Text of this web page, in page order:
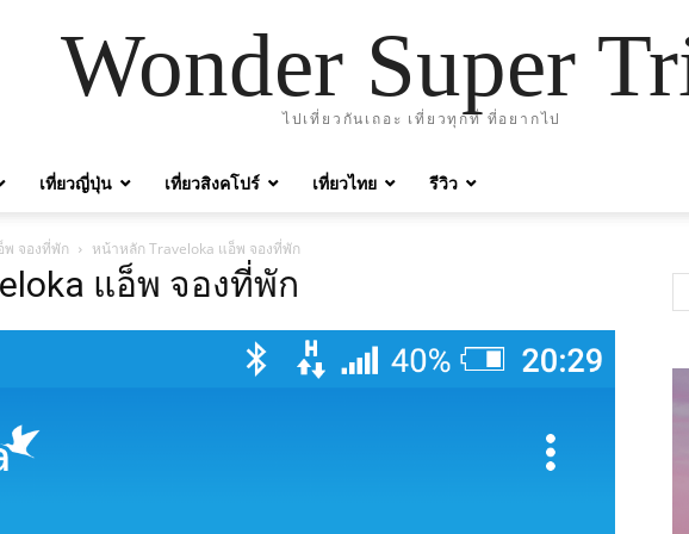
Wonder Super
ไปเที่ยวกันเถอะ เที่ยวทุกที่ ที่อยากไป
เที่ยวญี่ปุ่น เที่ยวสิงคโปร์ เที่ยวไทย รีวิว
พ จองที่พัก หน้าหลัก Traveloka แอ็พ จองที่พัก
แอ็พ จองที่พัก